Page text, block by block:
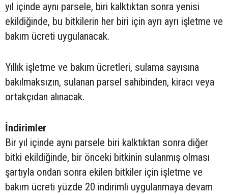
yıl içinde aynı parsele, biri kalktıktan sonra yenisi
ekildiğinde, bu bitkilerin her biri için ayrı ayrı işletme ve
bakım ücreti uygulanacak.
Yıllık işletme ve bakım ücretleri, sulama sayısına
bakılmaksızın, sulanan parsel sahibinden, kiracı veya
ortakçıdan alınacak.
İndirimler
Bir yıl içinde aynı parsele biri kalktıktan sonra diğer
bitki ekildiğinde, bir önceki bitkinin sulanmış olması
şartıyla ondan sonra ekilen bitkiler için işletme ve
bakım ücreti yüzde 20 indirimli uygulanmaya devam